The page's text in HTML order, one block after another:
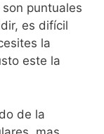
puntuales
es difícil
la
este la
de la